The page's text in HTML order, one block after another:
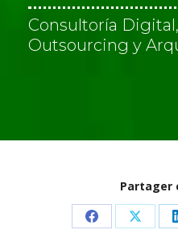
ó
n
*
Consultoría
Outsourcing y
Partager
Share Share